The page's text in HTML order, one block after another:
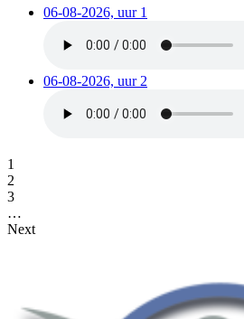
06-08-2026, uur 1
06-08-2026, uur 2
1
2
3
…
Next